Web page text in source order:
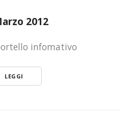
2012
infomativo
LEGGI